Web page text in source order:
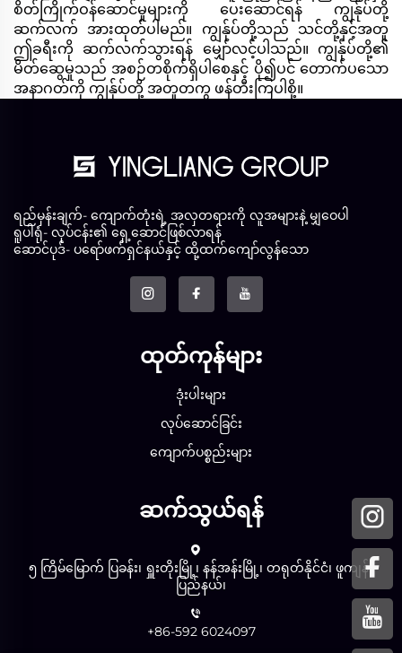
စိတ်ကြိုက်ဝန်ဆောင်မှုများကို ပေးဆောင်ရန် ကျွန်ုပ်တို့
ဆက်လက် အားထုတ်ပါမည်။ ကျွန်ုပ်တို့သည် သင်တို့နှင့်အတူ
ဤခရီးကို ဆက်လက်သွားရန် မျှော်လင့်ပါသည်။ ကျွန်ုပ်တို့၏
မိတ်ဆွေမှုသည် အစဉ်တစိုက်ရှိပါစေနှင့် ပို၍ပင် တောက်ပသော
အနာဂတ်ကို ကျွန်ုပ်တို့ အတူတကွ ဖန်တီးကြပါစို့။
ရည်မှန်းချက်- ကျောက်တုံးရဲ့ အလှတရားကို လူအများနဲ့ မျှဝေပါ
ရူပါရုံ- လုပ်ငန်း၏ ရှေ့ဆောင်ဖြစ်လာရန်
ဆောင်ပုဒ်- ပရော်ဖက်ရှင်နယ်နှင့် ထို့ထက်ကျော်လွန်သော
ထုတ်ကုန်များ
ဒုံးပါးများ
လုပ်ဆောင်ခြင်း
ကျောက်ပစ္စည်းများ
ဆက်သွယ်ရန်
၅ ကြိမ်မြောက် ပြခန်း၊ ရှူးတိုးမြို့၊ နန်အန်းမြို့၊ တရုတ်နိုင်ငံ၊ ဖူကျန်း
ပြည်နယ်၊
+86-592 6024097